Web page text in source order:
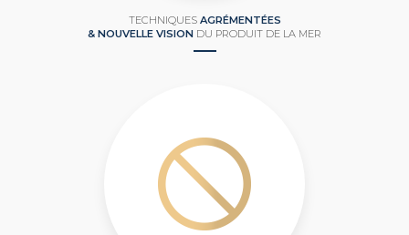
TECHNIQUES AGRÉMENTÉES
& NOUVELLE VISION DU PRODUIT DE LA MER